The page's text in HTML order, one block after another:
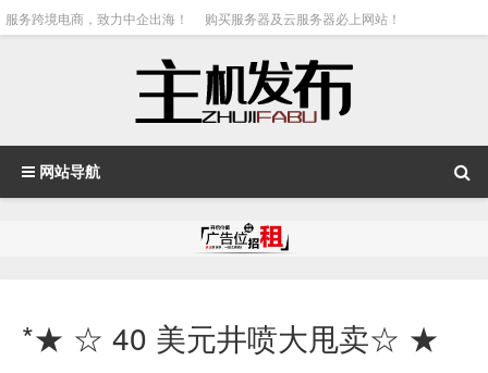
服务跨境电商，致力中企出海！ 购买服务器及云服务器必上网站！
网站导航
*★ ☆ 40 美元井喷大甩卖☆ ★